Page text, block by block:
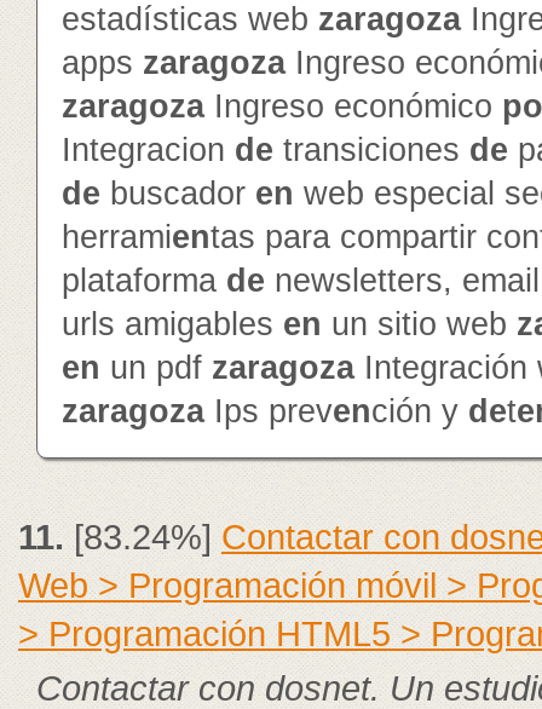
estadísticas web zaragoza
apps zaragozaIngreso
zaragozaIngreso económico
Integracion de transiciones de
de buscador en web especial
herramientas para compartir
plataforma de newsletters,
urls amigables en un sitio web
en un pdf zaragozaIntegración
zaragozaIps prevención y det
11. [83.24%]Contactar con
Web > Programación móvil >
> Programación HTML5 >
Contactar con dosnet. Un